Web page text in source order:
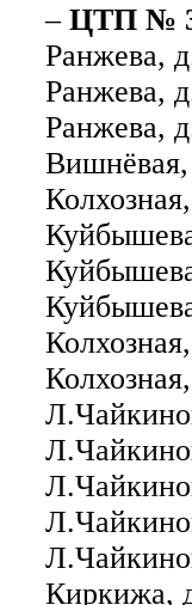
– ЦТП № 3
Ранжева,
Ранжева,
Ранжева,
Киркижа,